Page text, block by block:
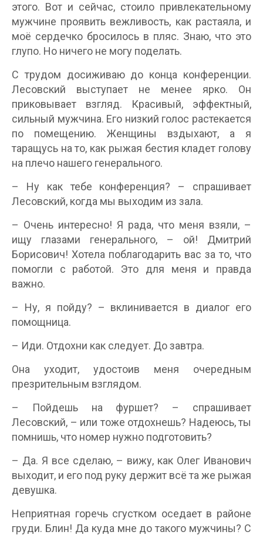
этого. Вот и сейчас, стоило привлекательному
мужчине проявить вежливость, как растаяла, и
моё сердечко бросилось в пляс. Знаю, что это
глупо. Но ничего не могу поделать.
С трудом досиживаю до конца конференции.
Лесовский выступает не менее ярко. Он
приковывает взгляд. Красивый, эффектный,
сильный мужчина. Его низкий голос растекается
по помещению. Женщины вздыхают, а я
таращусь на то, как рыжая бестия кладет голову
на плечо нашего генерального.
– Ну как тебе конференция? – спрашивает
Лесовский, когда мы выходим из зала.
– Очень интересно! Я рада, что меня взяли, –
ищу глазами генерального, – ой! Дмитрий
Борисович! Хотела поблагодарить вас за то, что
помогли с работой. Это для меня и правда
важно.
– Ну, я пойду? – вклинивается в диалог его
помощница.
– Иди. Отдохни как следует. До завтра.
Она уходит, удостоив меня очередным
презрительным взглядом.
– Пойдешь на фуршет? – спрашивает
Лесовский, – или тоже отдохнешь? Надеюсь, ты
помнишь, что номер нужно подготовить?
– Да. Я все сделаю, – вижу, как Олег Иванович
выходит, и его под руку держит всё та же рыжая
девушка.
Неприятная горечь сгустком оседает в районе
груди. Блин! Да куда мне до такого мужчины? С